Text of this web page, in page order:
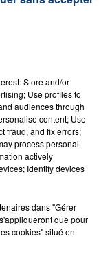
7h00
LA TEAM
DJ SNAKE
GOMEZ &
Taki
LES
Store and/or
Use profiles to
audiences through
content; Use
fraud, and fix errors;
process personal
actively
Identify devices
dans "Gérer
que pour
cookies" situé en